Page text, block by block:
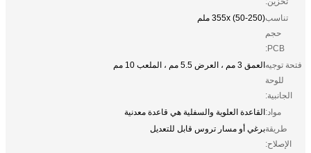
تناسب
حجم
PCB:
355x (50-250) ملم
فتحة توجيه
للوحة
الجانبية:
العمق 3 مم ، العرض 5.5 مم ، الملعب 10 مم
مواد:القاعدة العلوية والسفلية هي قاعدة معدنية
طريقة
الإصلاح:
برغي أو مسار تروس قابل للتعديل